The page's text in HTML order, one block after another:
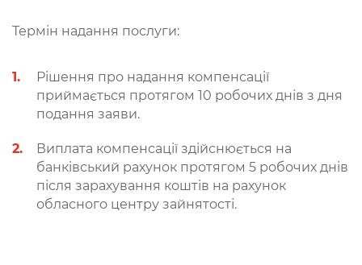
Термін надання послуги:
Рішення про надання компенсації
приймається протягом 10 робочих днів з дня
подання заяви.
Виплата компенсації здійснюється на
банківський рахунок протягом 5 робочих днів
після зарахування коштів на рахунок
обласного центру зайнятості.